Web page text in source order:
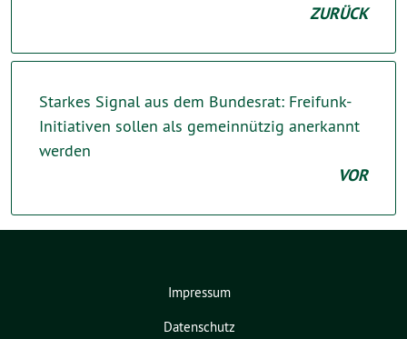
ZURÜCK
Starkes Signal aus dem Bundesrat: Freifunk-
Initiativen sollen als gemeinnützig anerkannt
werden
VOR
Impressum
Datenschutz